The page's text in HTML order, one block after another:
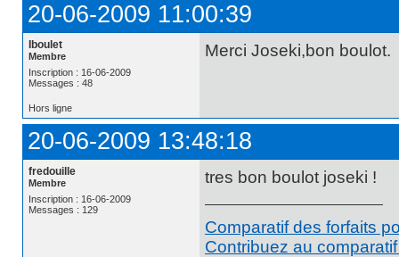
20-06-2009 11:00:39
Iboulet
Membre
Inscription : 16-06-2009
Messages : 48
Merci Joseki,bon boulot.
Hors ligne
20-06-2009 13:48:18
fredouille
Membre
Inscription : 16-06-2009
Messages : 129
tres bon boulot joseki !
Comparatif des forfaits
Contribuez au